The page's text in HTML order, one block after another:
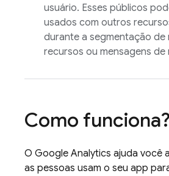
usuário. Esses públicos
usados com outros
durante a segmentação de
recursos ou mensagens
Como funciona?
O Google Analytics ajuda você
as pessoas usam o seu app